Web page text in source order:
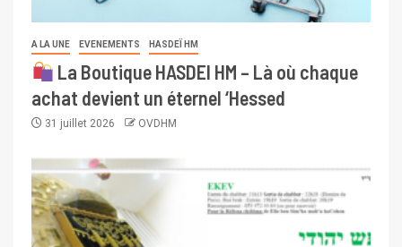
A LA UNE EVENEMENTS HASDEÏ HM
La Boutique HASDEI HM – Là où chaque
achat devient un éternel ‘Hessed
31 juillet 2026 OVDHM